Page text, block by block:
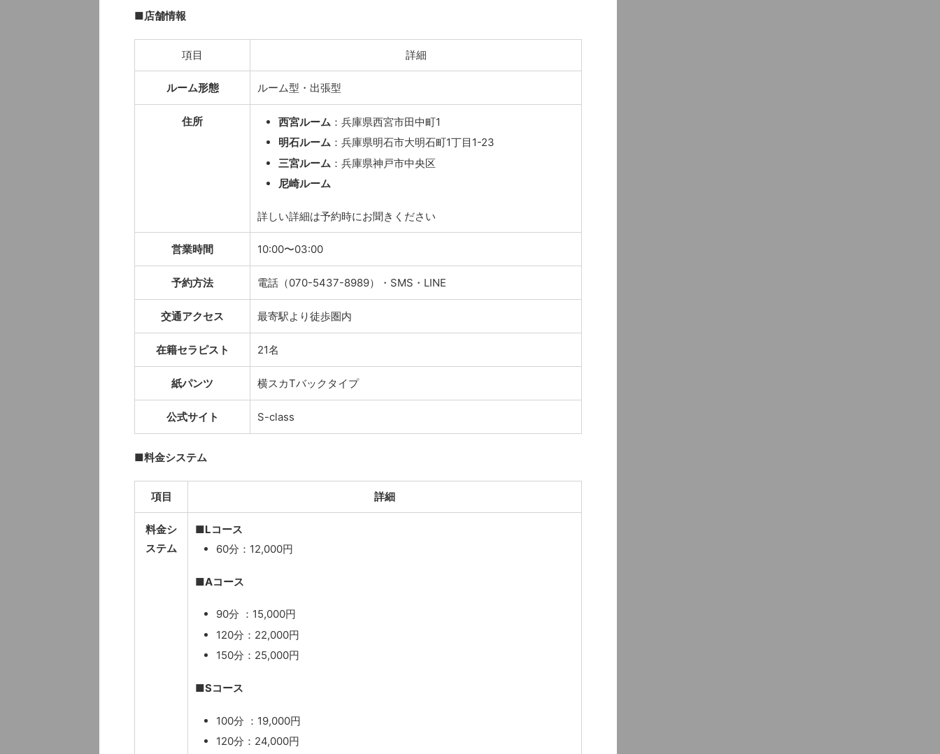
■店舗情報
項目 詳細
ルーム形態 ルーム型・出張型
住所 西宮ルーム ：兵庫県西宮市田中町1
明石ルーム ：兵庫県明石市大明石町1丁目1-23
三宮ルーム ：兵庫県神戸市中央区
尼崎ルーム
詳しい詳細は予約時にお聞きください
営業時間 10:00〜03:00
予約方法 電話（070-5437-8989）・SMS・LINE
交通アクセス 最寄駅より徒歩圏内
在籍セラピスト 21名
紙パンツ 横スカTバックタイプ
公式サイト S-class
■料金システム
項目 詳細
料金シ
ステム
■Lコース
60分：12,000円
■Aコース
90分 ：15,000円
120分：22,000円
150分：25,000円
■Sコース
100分 ：19,000円
120分：24,000円